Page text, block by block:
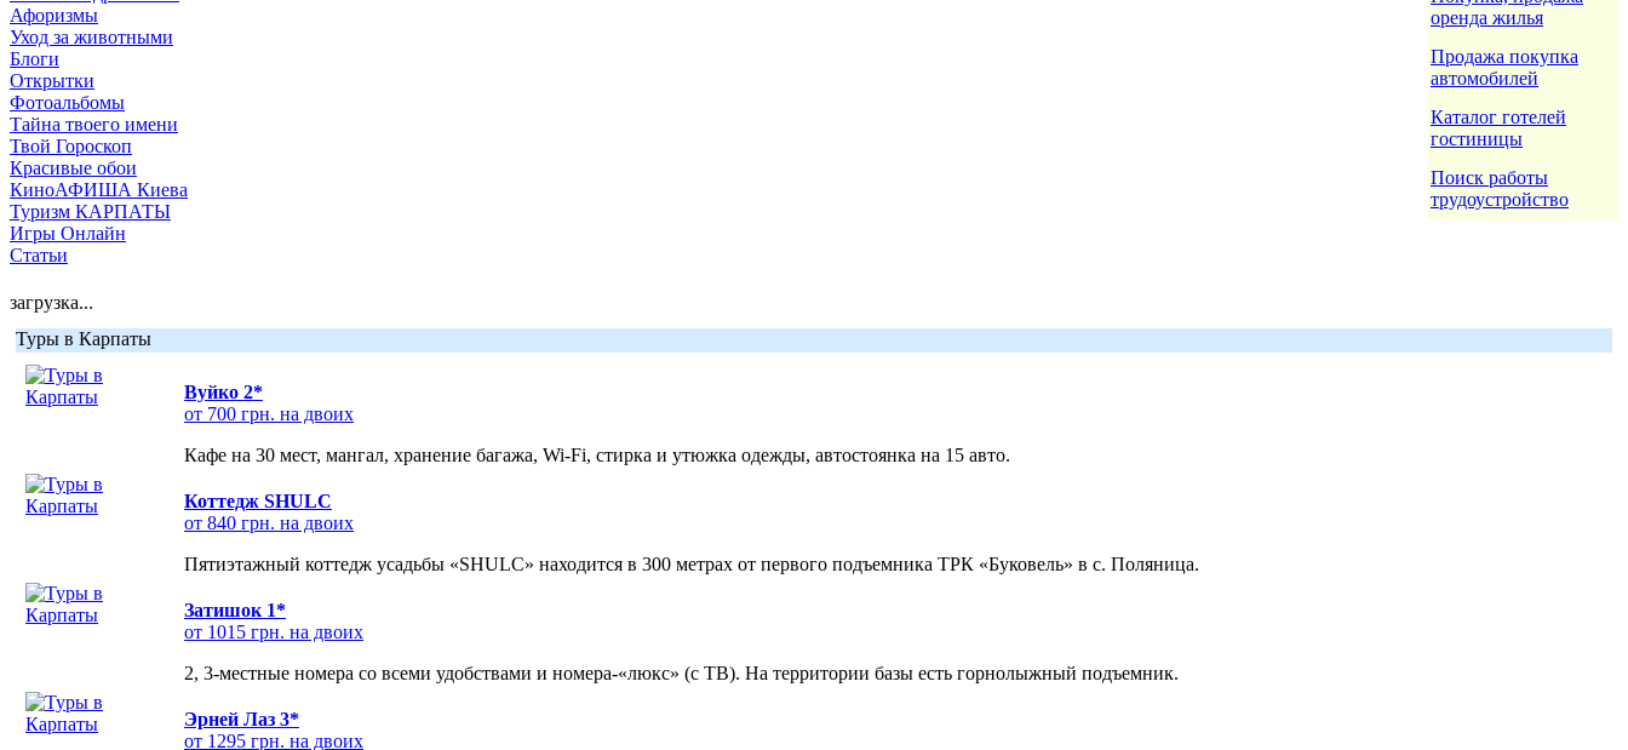
Афоризмы
Уход за животными
Блоги
Открытки
Фотоальбомы
Тайна твоего имени
Твой Гороскоп
Красивые обои
КиноАФИША Киева
Туризм КАРПАТЫ
Игры Онлайн
Статьи
оренда жилья
Продажа покупка
автомобилей
Каталог готелей
гостиницы
Поиск работы
трудоустройство
загрузка...
Туры в Карпаты
Вуйко 2*
от 700 грн. на двоих
Кафе на 30 мест, мангал, хранение багажа, Wi-Fi, стирка и утюжка одежды, автостоянка на 15 авто.
Коттедж SHULC
от 840 грн. на двоих
Пятиэтажный коттедж усадьбы «SHULC» находится в 300 метрах от первого подъемника ТРК «Буковель» в с. Поляница.
Затишок 1*
от 1015 грн. на двоих
2, 3-местные номера со всеми удобствами и номера-«люкс» (с ТВ). На территории базы есть горнолыжный подъемник.
Эрней Лаз 3*
от 1295 грн. на двоих